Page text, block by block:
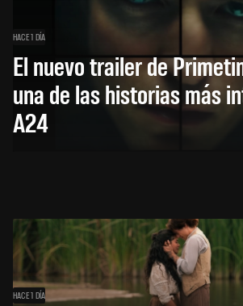
HACE 1 DÍA
El nuevo trailer de
una de las historias más
A24
HACE 1 DÍA